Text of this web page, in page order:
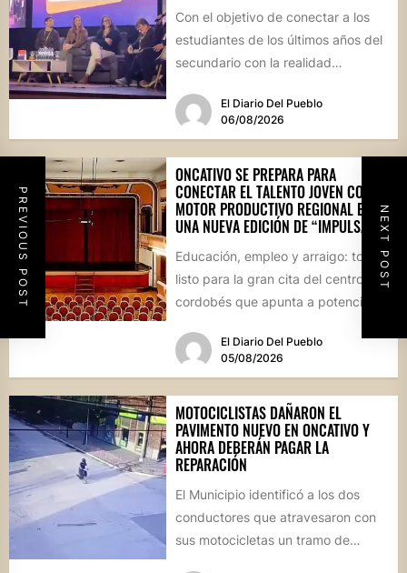
PREVIOUS POST NEXT POST
Con el objetivo de conectar a los
estudiantes de los últimos años del
secundario con la realidad
El Diario Del Pueblo
06/08/2026
ONCATIVO SE PREPARA PARA
CONECTAR EL TALENTO JOVEN CON EL
MOTOR PRODUCTIVO REGIONAL EN
UNA NUEVA EDICIÓN DE “IMPULSA”
Educación, empleo y arraigo: todo
listo para la gran cita del centro
cordobés que apunta a potenciar el
El Diario Del Pueblo
05/08/2026
MOTOCICLISTAS DAÑARON EL
PAVIMENTO NUEVO EN ONCATIVO Y
AHORA DEBERÁN PAGAR LA
REPARACIÓN
El Municipio identificó a los dos
conductores que atravesaron con
sus motocicletas un tramo de